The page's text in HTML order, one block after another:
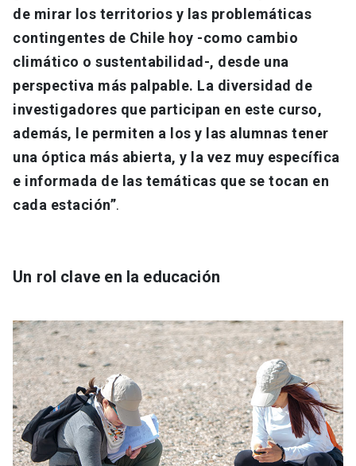
de mirar los territorios y las problemáticas
contingentes de Chile hoy -como cambio
climático o sustentabilidad-, desde una
perspectiva más palpable. La diversidad de
investigadores que participan en este curso,
además, le permiten a los y las alumnas tener
una óptica más abierta, y la vez muy específica
e informada de las temáticas que se tocan en
cada estación”.
Un rol clave en la educación